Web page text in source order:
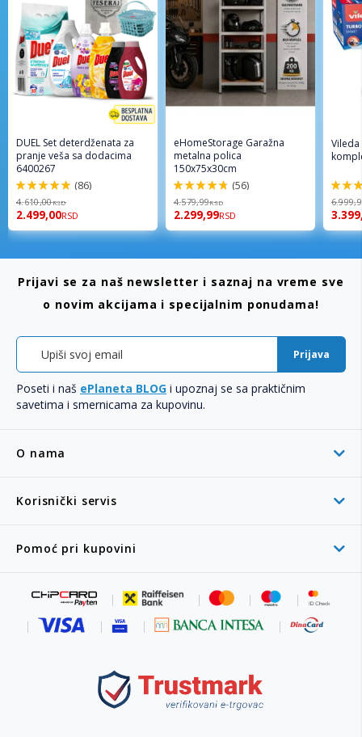
DUEL Set deterdženata za
pranje veša sa dodacima
6400267
98%
(86)
4.610,00RSD
2.499,00RSD
eHomeStorage Garažna
metalna polica
150x75x30cm
96%
(56)
4.579,99RSD
2.299,99RSD
92%
O nama
Korisnički servis
Pomoć pri kupovini
Prijavi se za naš newsletter i saznaj na vreme sve
o novim akcijama i specijalnim ponudama!
Prijava
Poseti i naš ePlaneta BLOG i upoznaj se sa praktičnim
savetima i smernicama za kupovinu.